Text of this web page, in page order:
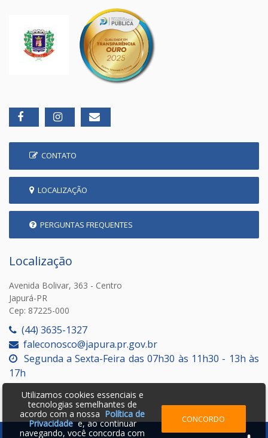
CONTATO
LOCALIZAÇÃO
PERGUNTAS FREQUENTES
Localização
Avenida Bolivar, 363 - Centro
Japurá-PR
Cep: 87225-000
(44) 3635-1327
faleconosco@japura.pr.gov.br
Segunda a Sexta-Feira das 07h30 às 11h30 - 13h às
17h
Utilizamos cookies essenciais e
tecnologias semelhantes de
acordo com a nossa Política de
Privacidadee, ao continuar
navegando, você concorda com
CONCORDO